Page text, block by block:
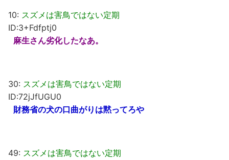
10: スズメは害鳥ではない定期
ID:3+Fdfptj0
麻生さん劣化したなあ。
30: スズメは害鳥ではない定期
ID:72jJfUGU0
財務省の犬の口曲がりは黙ってろや
49: スズメは害鳥ではない定期